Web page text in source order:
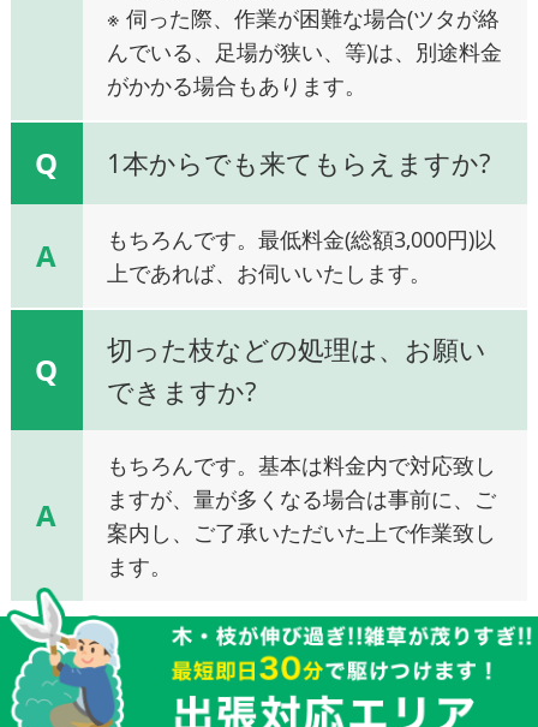
※ 伺った際、作業が困難な場合(ツタが絡
んでいる、足場が狭い、等)は、別途料金
がかかる場合もあります。
Q 1本からでも来てもらえますか?
A
もちろんです。最低料金(総額3,000円)以
上であれば、お伺いいたします。
Q
切った枝などの処理は、お願い
できますか?
A
もちろんです。基本は料金内で対応致し
ますが、量が多くなる場合は事前に、ご
案内し、ご了承いただいた上で作業致し
ます。